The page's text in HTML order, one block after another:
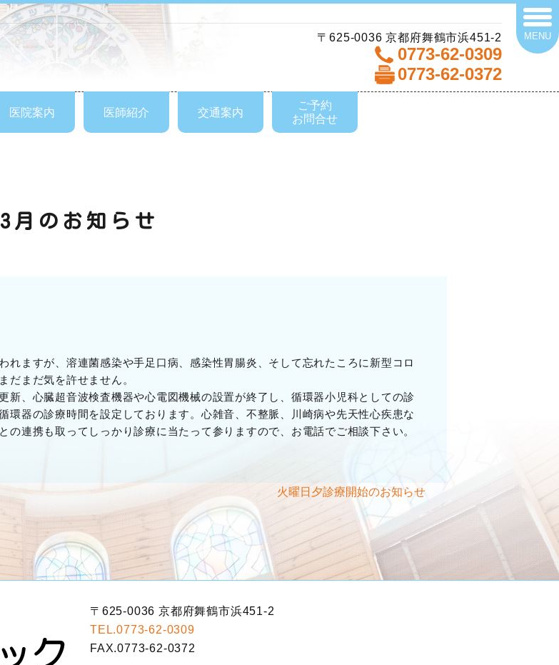
〒625-0036 京都府舞鶴市浜451-2
0773-62-0309
0773-62-0372
医院案内 医師紹介 交通案内
ご予約
お問合せ
MENU
3月のお知らせ
れますが、溶連菌感染や手足口病、感染性胃腸炎、そして忘れたころに新型コロ
だまだ気を許せません。
、心臓超音波検査機器や心電図機械の設置が終了し、循環器小児科としての診
環器の診療時間を設定しております。心雑音、不整脈、川崎病や先天性心疾患な
の連携も取ってしっかり診療に当たって参りますので、お電話でご相談下さい。
火曜日夕診療開始のお知らせ
〒625-0036 京都府舞鶴市浜451-2
TEL.0773-62-0309
FAX.0773-62-0372